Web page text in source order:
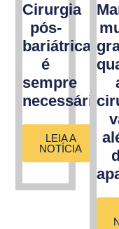
Cirurgia
pós-
bariátrica
é
sempre
necessária?
LEIA A
NOTÍCIA